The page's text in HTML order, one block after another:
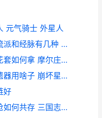
元气骑士 外星人
梦幻西游手机游戏化生寺的流派和经脉有几种 梦幻西游手机游苹果
摩尔庄园么么公主装和紫梦花套如何拿 摩尔庄园么么公主生日
崩坏星穹铁道海瑟音星魂和遗器用啥子 崩坏星穹铁道海盗占领列车
好
三国志战略版温侯弓和北伐枪如何共存 三国志战略版温侯吕布